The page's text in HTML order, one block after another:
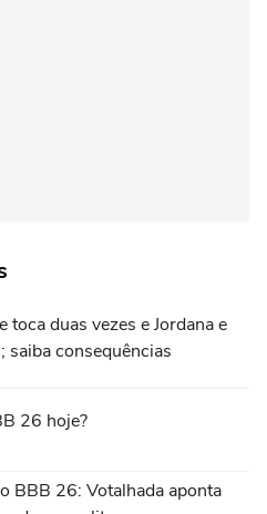
toca duas vezes e Jordana e
saiba consequências
26 hoje?
BBB 26: Votalhada aponta